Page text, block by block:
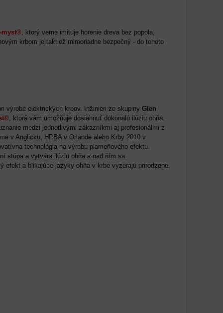
myst®, ktorý verne imituje horenie dreva bez popola,
krbom je taktiež mimoriadne bezpečný - do tohoto
výrobe elektrických krbov. Inžinieri zo skupiny Glen
, ktorá vám umožňuje dosiahnuť dokonalú ilúziu ohňa.
medzi jednotlivými zákazníkmi aj profesionálmi z
v Anglicku, HPBA v Orlande alebo Krby 2010 v
technológia na výrobu plameňového efektu.
stúpa a vytvára ilúziu ohňa a nad ňím sa
efekt a blikajúce jazyky ohňa v krbe vyzerajú prirodzene.